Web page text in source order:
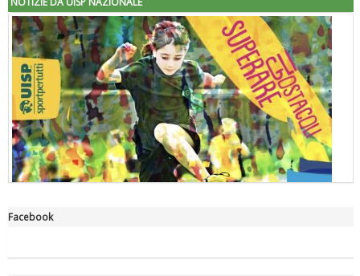
"Superare gli ostacoli": la relazione di Tiziano Pesce al CN Uisp
Facebook